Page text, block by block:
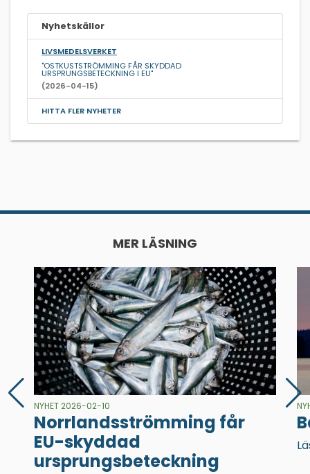
Nyhetskällor
LIVSMEDELSVERKET
"OSTKUSTSTRÖMMING FÅR SKYDDAD
URSPRUNGSBETECKNING I EU"
(2026-04-15)
HITTA FLER NYHETER
MER LÄSNING
NYHET 2026-02-10
Norrlandsströmming får
EU-skyddad
ursprungsbeteckning